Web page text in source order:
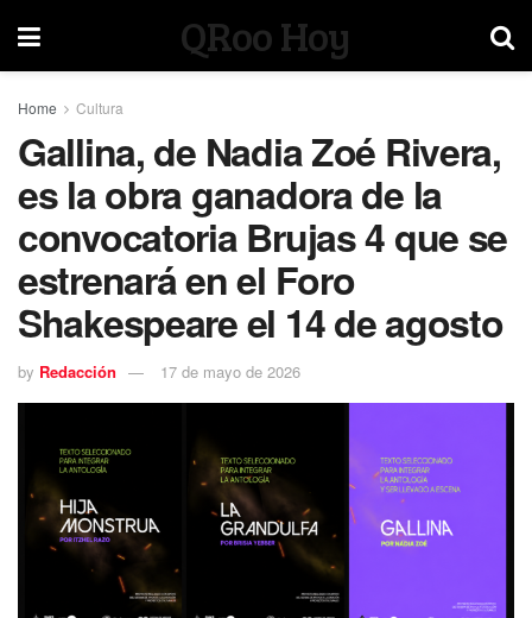
QRoo Hoy
Home Cultura
Gallina, de Nadia Zoé Rivera,
es la obra ganadora de la
convocatoria Brujas 4 que se
estrenará en el Foro
Shakespeare el 14 de agosto
by Redacción 17 de mayo de 2026